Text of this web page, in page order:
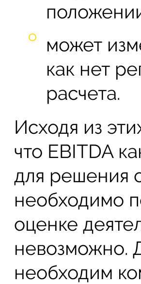
может
как нет
расчета.
Исходя из
что EBITDA
для решения
необходимо
оценке
невозможно.
необходим